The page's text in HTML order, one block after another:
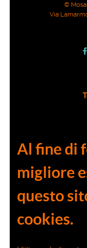
©
Via
Al fine di
migliore
questo
cookies.